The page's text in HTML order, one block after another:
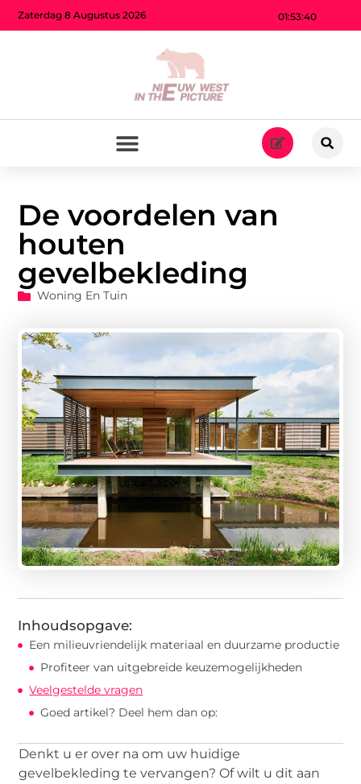
01:53:41
Zaterdag 8 Augustus 2026
De voordelen van
houten
gevelbekleding
Woning En Tuin
Inhoudsopgave:
Een milieuvriendelijk materiaal en duurzame productie
Profiteer van uitgebreide keuzemogelijkheden
Veelgestelde vragen
Goed artikel? Deel hem dan op:
Denkt u er over na om uw huidige
gevelbekleding te vervangen? Of wilt u dit aan